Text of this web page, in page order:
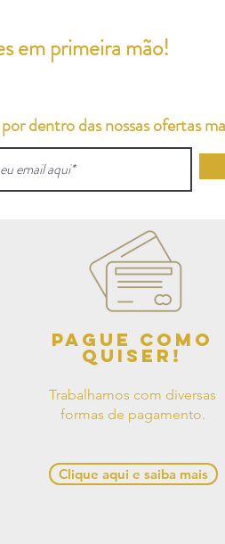
dentro das nossas ofertas
em primeira mão!
Pague como
quiser!
Trabalhamos com diversas
formas de pagamento.
Clique aqui e saiba mais